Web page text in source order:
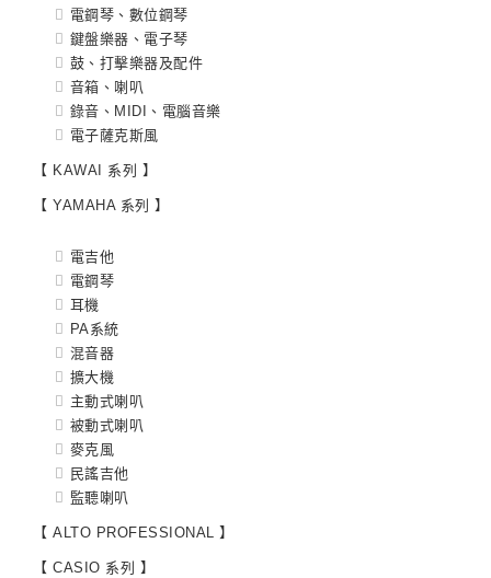
電鋼琴、數位鋼琴
鍵盤樂器、電子琴
鼓、打擊樂器及配件
音箱、喇叭
錄音、MIDI、電腦音樂
電子薩克斯風
【 KAWAI 系列 】
【 YAMAHA 系列 】
電吉他
電鋼琴
耳機
PA系統
混音器
擴大機
主動式喇叭
被動式喇叭
麥克風
民謠吉他
監聽喇叭
【 ALTO PROFESSIONAL 】
【 CASIO 系列 】